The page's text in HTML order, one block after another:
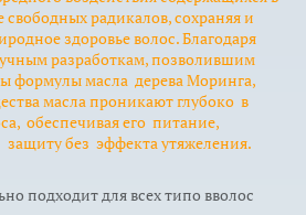
радикалов, сохраняя и
здоровье волос. Благодаря
разработкам, позволившим
формулы масла дерева Моринга,
масла проникают глубоко в
обеспечивая его питание,
без эффекта утяжеления.
подходит для всех типо вволос